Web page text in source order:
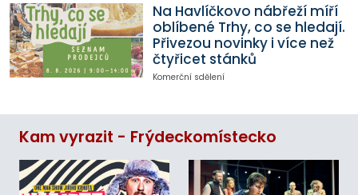
Na Havlíčkovo nábřeží míří
oblíbené Trhy, co se hledají.
Přivezou novinky i více než
čtyřicet stánků
Komerční sdělení
Kam vyrazit - Frýdeckomístecko